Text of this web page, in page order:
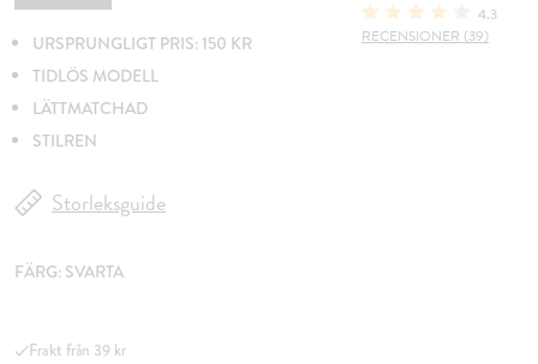
URSPRUNGLIGT PRIS: 150 KR
TIDLÖS MODELL
LÄTTMATCHAD
STILREN
4.3
RECENSIONER (39)
Storleksguide
FÄRG: SVARTA
Frakt från 39 kr